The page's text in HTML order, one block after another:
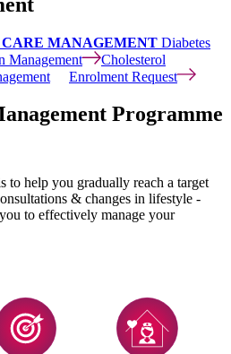
MANAGEMENT Diabetes
Management
Cholesterol
Enrolment Request
Programme
to help you gradually reach a target
& changes in lifestyle -
to effectively manage your